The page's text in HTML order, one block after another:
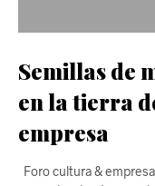
Semillas de
en la tierra
empresa
Foro cultura &